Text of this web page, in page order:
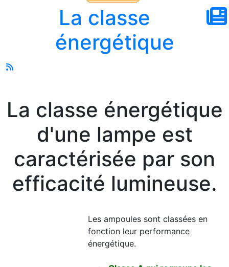
La classe
énergétique
La classe énergétique
d'une lampe est
caractérisée par son
efficacité lumineuse.
Les ampoules sont classées en
fonction leur performance
énergétique.